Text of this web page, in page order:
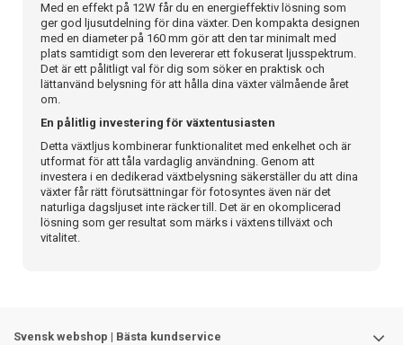
Med en effekt på 12W får du en energieffektiv lösning som
ger god ljusutdelning för dina växter. Den kompakta designen
med en diameter på 160 mm gör att den tar minimalt med
plats samtidigt som den levererar ett fokuserat ljusspektrum.
Det är ett pålitligt val för dig som söker en praktisk och
lättanvänd belysning för att hålla dina växter välmående året
om.
En pålitlig investering för växtentusiasten
Detta växtljus kombinerar funktionalitet med enkelhet och är
utformat för att tåla vardaglig användning. Genom att
investera i en dedikerad växtbelysning säkerställer du att dina
växter får rätt förutsättningar för fotosyntes även när det
naturliga dagsljuset inte räcker till. Det är en okomplicerad
lösning som ger resultat som märks i växtens tillväxt och
vitalitet.
Svensk webshop | Bästa kundservice